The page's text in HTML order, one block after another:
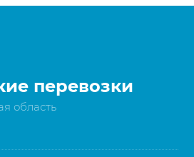
перевозки
область